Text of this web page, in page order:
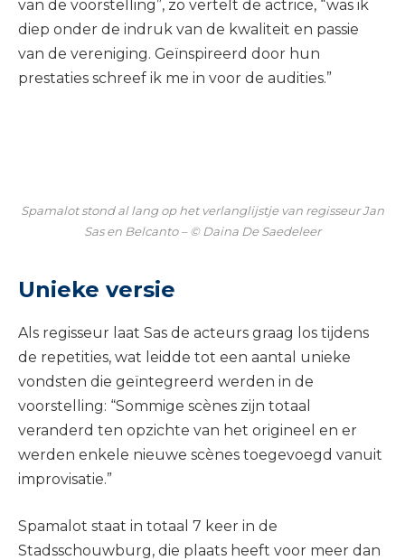
van de voorstelling”, zo vertelt de actrice, “was ik
diep onder de indruk van de kwaliteit en passie
van de vereniging. Geïnspireerd door hun
prestaties schreef ik me in voor de audities.”
Spamalot stond al lang op het verlanglijstje van regisseur Jan
Sas en Belcanto – © Daina De Saedeleer
Unieke versie
Als regisseur laat Sas de acteurs graag los tijdens
de repetities, wat leidde tot een aantal unieke
vondsten die geïntegreerd werden in de
voorstelling: “Sommige scènes zijn totaal
veranderd ten opzichte van het origineel en er
werden enkele nieuwe scènes toegevoegd vanuit
improvisatie.”
Spamalot staat in totaal 7 keer in de
Stadsschouwburg, die plaats heeft voor meer dan